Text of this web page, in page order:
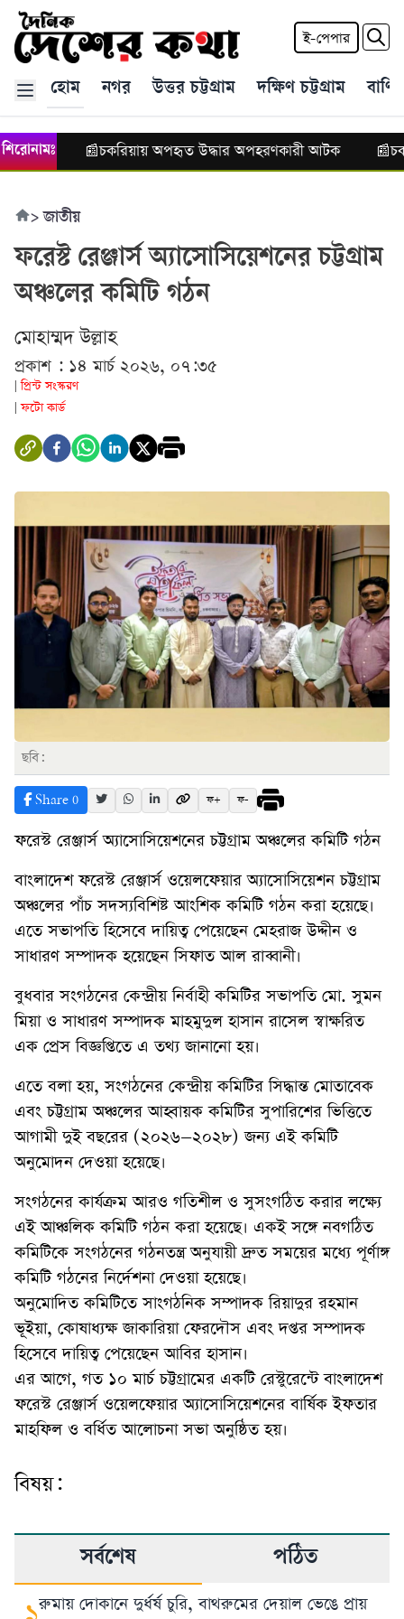
ই-পেপার
হোম নগর উত্তর চট্টগ্রাম দক্ষিণ চট্টগ্রাম
শিরোনামঃ
গঠন চকরিয়ায় অপহৃত উদ্ধার অপহরণকারী আটক
>জাতীয়
ফরেস্ট রেঞ্জার্স অ্যাসোসিয়েশনের চট্টগ্রাম
অঞ্চলের কমিটি গঠন
মোহাম্মদ উল্লাহ
প্রকাশ : ১৪ মার্চ ২০২৬, ০৭:৩৫
প্রিন্ট সংস্করণ
ফটো কার্ড
ছবি:
Share 0 ফ+ ফ-
ফরেস্ট রেঞ্জার্স অ্যাসোসিয়েশনের চট্টগ্রাম অঞ্চলের কমিটি গঠন
বাংলাদেশ ফরেস্ট রেঞ্জার্স ওয়েলফেয়ার অ্যাসোসিয়েশন চট্টগ্রাম
অঞ্চলের পাঁচ সদস্যবিশিষ্ট আংশিক কমিটি গঠন করা হয়েছে।
এতে সভাপতি হিসেবে দায়িত্ব পেয়েছেন মেহরাজ উদ্দীন ও
সাধারণ সম্পাদক হয়েছেন সিফাত আল রাব্বানী।
বুধবার সংগঠনের কেন্দ্রীয় নির্বাহী কমিটির সভাপতি মো. সুমন
মিয়া ও সাধারণ সম্পাদক মাহমুদুল হাসান রাসেল স্বাক্ষরিত
এক প্রেস বিজ্ঞপ্তিতে এ তথ্য জানানো হয়।
এতে বলা হয়, সংগঠনের কেন্দ্রীয় কমিটির সিদ্ধান্ত মোতাবেক
এবং চট্টগ্রাম অঞ্চলের আহ্বায়ক কমিটির সুপারিশের ভিত্তিতে
আগামী দুই বছরের (২০২৬–২০২৮) জন্য এই কমিটি
অনুমোদন দেওয়া হয়েছে।
সংগঠনের কার্যক্রম আরও গতিশীল ও সুসংগঠিত করার লক্ষ্যে
এই আঞ্চলিক কমিটি গঠন করা হয়েছে। একই সঙ্গে নবগঠিত
কমিটিকে সংগঠনের গঠনতন্ত্র অনুযায়ী দ্রুত সময়ের মধ্যে পূর্ণাঙ্গ
কমিটি গঠনের নির্দেশনা দেওয়া হয়েছে।
অনুমোদিত কমিটিতে সাংগঠনিক সম্পাদক রিয়াদুর রহমান
ভূইয়া, কোষাধ্যক্ষ জাকারিয়া ফেরদৌস এবং দপ্তর সম্পাদক
হিসেবে দায়িত্ব পেয়েছেন আবির হাসান।
এর আগে, গত ১০ মার্চ চট্টগ্রামের একটি রেস্টুরেন্টে বাংলাদেশ
ফরেস্ট রেঞ্জার্স ওয়েলফেয়ার অ্যাসোসিয়েশনের বার্ষিক ইফতার
মাহফিল ও বর্ধিত আলোচনা সভা অনুষ্ঠিত হয়।
বিষয়:
সর্বশেষ পঠিত
রুমায় দোকানে দুর্ধর্ষ চুরি, বাথরুমের দেয়াল ভেঙে প্রায়